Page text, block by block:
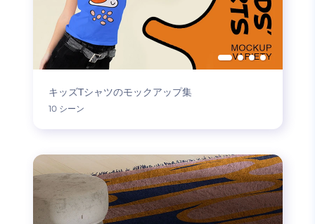
キッズTシャツのモックアップ集
10 シーン